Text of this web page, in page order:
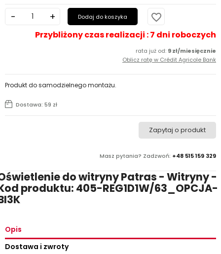
Dodaj do koszyka favorite_border
Przybliżony czas realizacji : 7 dni roboczych
rata już od: 9 zł/miesięcznie
Oblicz ratę w Crédit Agricole Bank
Masz pytania? Zadzwoń: +48 515 159 329
Zapytaj o produkt
Dostawa: 59 zł
Produkt do samodzielnego montażu.
do witryny Patras - Witryny -
produktu: 405-REG1D1W/63_OPCJA-
Opis
Dostawa i zwroty